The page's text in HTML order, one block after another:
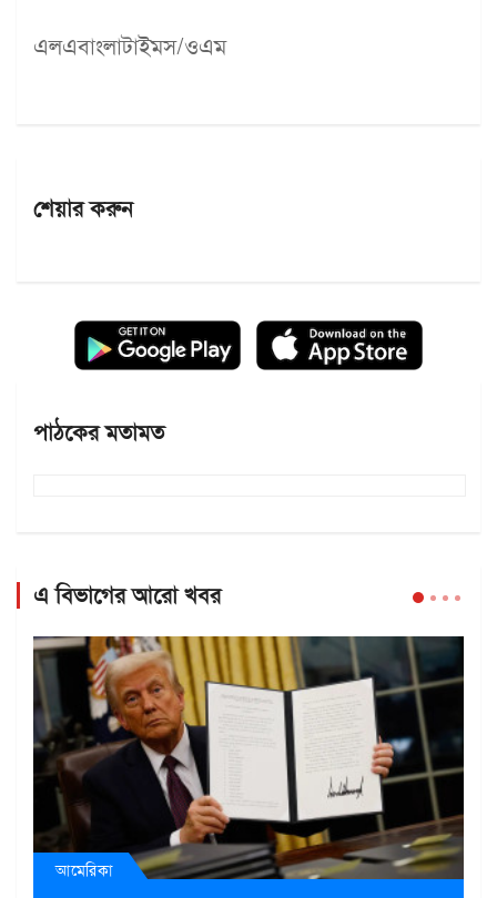
এলএবাংলাটাইমস/ওএম
শেয়ার করুন
পাঠকের মতামত
এ বিভাগের আরো খবর
আমেরিকা